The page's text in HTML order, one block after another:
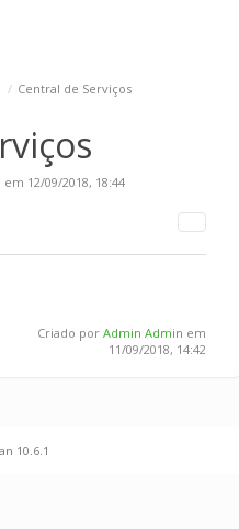
Central de Serviços
em 12/09/2018, 18:44
Criado por Admin Admin em
11/09/2018, 14:42
10.6.1